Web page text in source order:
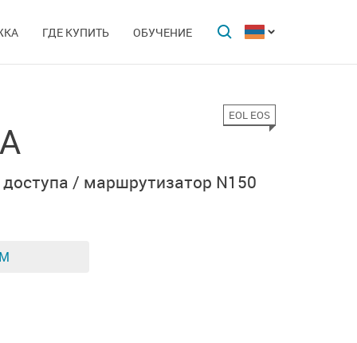
ГДЕ КУПИТЬ ОБУЧЕНИЕ
EOL EOS
/ маршрутизатор N150